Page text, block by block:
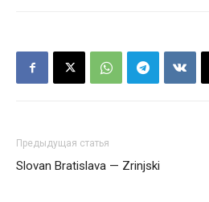
Предыдущая статья
Slovan Bratislava — Zrinjski